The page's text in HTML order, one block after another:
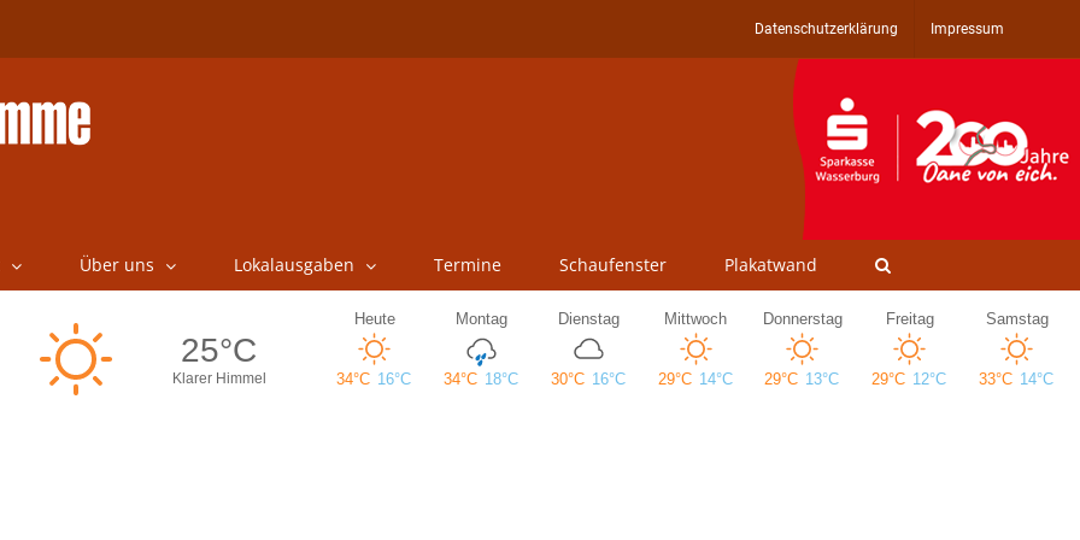
Datenschutzerklärung Impressum
Über uns Lokalausgaben Termine Schaufenster Plakatwand